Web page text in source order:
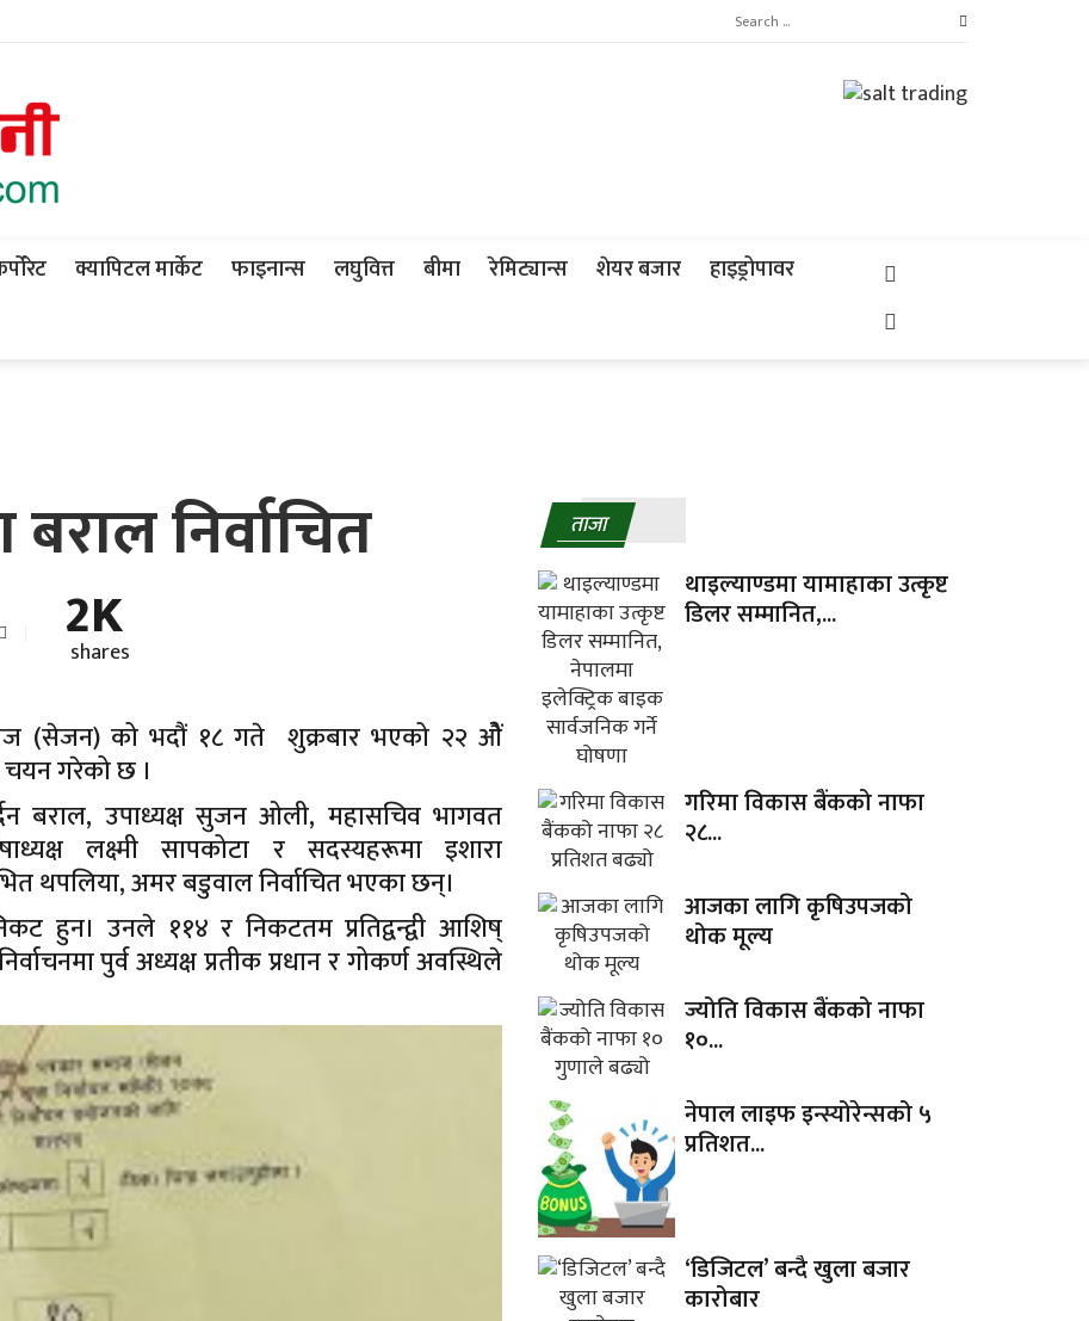
क्यापिटल मार्केट फाइनान्स लघुवित्त बीमा रेमिट्यान्स शेयर बजार
हाइड्रोपावर
निर्वाचित
2K
shares
(सेजन) को भदौं १८ गते शुक्रबार भएको २२ ओैं
गरेको छ ।
बराल, उपाध्यक्ष सुजन ओली, महासचिव भागवत
लक्ष्मी सापकोटा र सदस्यहरूमा इशारा
थपलिया, अमर बडुवाल निर्वाचित भएका छन्।
हुन। उनले ११४ र निकटतम प्रतिद्वन्द्वी आशिष्
पुर्व अध्यक्ष प्रतीक प्रधान र गोकर्ण अवस्थिले
ताजा
थाइल्याण्डमा यामाहाका उत्कृष्ट
डिलर सम्मानित,...
गरिमा विकास बैंकको नाफा
२८...
आजका लागि कृषिउपजको
थोक मूल्य
ज्योति विकास बैंकको नाफा
१०...
नेपाल लाइफ इन्स्योरेन्सको ५
प्रतिशत...
‘डिजिटल’ बन्दै खुला बजार
कारोबार